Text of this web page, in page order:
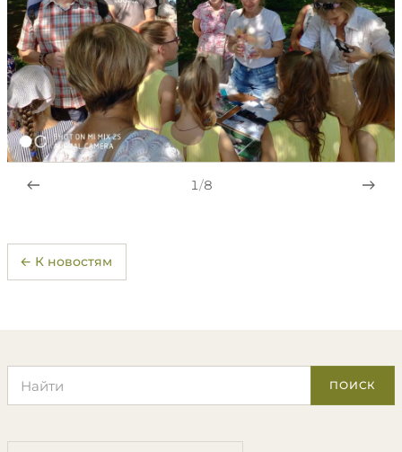
1/8
← К новостям
ПОИСК